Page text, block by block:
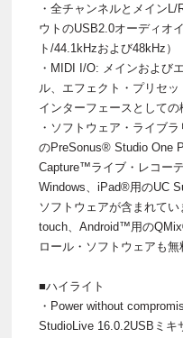
・全チャンネルとメイン
ウトのUSB2.0オーディオ
ト/44.1kHzおよび48kHz）
・MIDI I/O: メインおよび
ル、エフェクト・プリセ
インターフェースとしての
・ソフトウェア・ライブ
のPreSonus® Studio One
Capture™ライブ・レコー
Windows、iPad®用のUC
ソフトウェアが含まれて
touch、Android™用の
ロール・ソフトウェアも無
■ハイライト
・Power without
StudioLive 16.0.2USBミキ